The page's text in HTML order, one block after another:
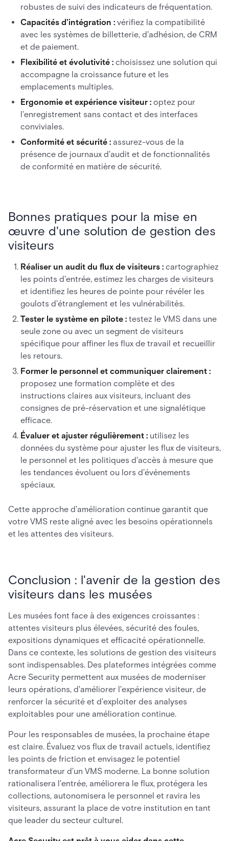
robustes de suivi des indicateurs de fréquentation.
Capacités d'intégration : vérifiez la compatibilité
avec les systèmes de billetterie, d'adhésion, de CRM
et de paiement.
Flexibilité et évolutivité : choisissez une solution qui
accompagne la croissance future et les
emplacements multiples.
Ergonomie et expérience visiteur : optez pour
l'enregistrement sans contact et des interfaces
conviviales.
Conformité et sécurité : assurez-vous de la
présence de journaux d'audit et de fonctionnalités
de conformité en matière de sécurité.
Bonnes pratiques pour la mise en
œuvre d'une solution de gestion des
visiteurs
Réaliser un audit du flux de visiteurs : cartographiez
les points d'entrée, estimez les charges de visiteurs
et identifiez les heures de pointe pour révéler les
goulots d'étranglement et les vulnérabilités.
Tester le système en pilote : testez le VMS dans une
seule zone ou avec un segment de visiteurs
spécifique pour affiner les flux de travail et recueillir
les retours.
Former le personnel et communiquer clairement :
proposez une formation complète et des
instructions claires aux visiteurs, incluant des
consignes de pré-réservation et une signalétique
efficace.
Évaluer et ajuster régulièrement : utilisez les
données du système pour ajuster les flux de visiteurs,
le personnel et les politiques d'accès à mesure que
les tendances évoluent ou lors d'événements
spéciaux.
Cette approche d'amélioration continue garantit que
votre VMS reste aligné avec les besoins opérationnels
et les attentes des visiteurs.
Conclusion : l'avenir de la gestion des
visiteurs dans les musées
Les musées font face à des exigences croissantes :
attentes visiteurs plus élevées, sécurité des foules,
expositions dynamiques et efficacité opérationnelle.
Dans ce contexte, les solutions de gestion des visiteurs
sont indispensables. Des plateformes intégrées comme
Acre Security permettent aux musées de moderniser
leurs opérations, d'améliorer l'expérience visiteur, de
renforcer la sécurité et d'exploiter des analyses
exploitables pour une amélioration continue.
Pour les responsables de musées, la prochaine étape
est claire. Évaluez vos flux de travail actuels, identifiez
les points de friction et envisagez le potentiel
transformateur d'un VMS moderne. La bonne solution
rationalisera l'entrée, améliorera le flux, protégera les
collections, autonomisera le personnel et ravira les
visiteurs, assurant la place de votre institution en tant
que leader du secteur culturel.